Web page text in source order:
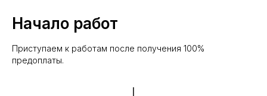
Начало работ
Приступаем к работам после получения 100%
предоплаты.